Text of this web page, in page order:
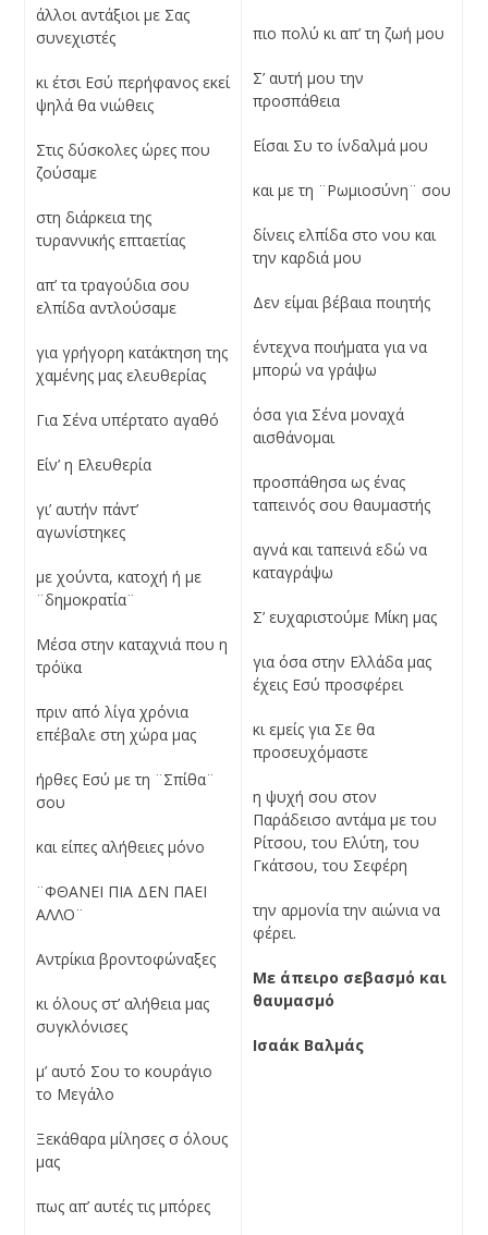
άλλοι αντάξιοι με Σας
συνεχιστές
κι έτσι Εσύ περήφανος εκεί
ψηλά θα νιώθεις
Στις δύσκολες ώρες που
ζούσαμε
στη διάρκεια της
τυραννικής επταετίας
απ’ τα τραγούδια σου
ελπίδα αντλούσαμε
για γρήγορη κατάκτηση της
χαμένης μας ελευθερίας
Για Σένα υπέρτατο αγαθό
Είν’ η Ελευθερία
γι’ αυτήν πάντ’
αγωνίστηκες
με χούντα, κατοχή ή με
¨δημοκρατία¨
Μέσα στην καταχνιά που η
τρόϊκα
πριν από λίγα χρόνια
επέβαλε στη χώρα μας
ήρθες Εσύ με τη ¨Σπίθα¨
σου
και είπες αλήθειες μόνο
¨ΦΘΑΝΕΙ ΠΙΑ ΔΕΝ ΠΑΕΙ
ΑΛΛΟ¨
Αντρίκια βροντοφώναξες
κι όλους στ’ αλήθεια μας
συγκλόνισες
μ’ αυτό Σου το κουράγιο
το Μεγάλο
Ξεκάθαρα μίλησες σ όλους
μας
πως απ’ αυτές τις μπόρες
πιο πολύ κι απ’ τη ζωή μου
Σ’ αυτή μου την
προσπάθεια
Είσαι Συ το ίνδαλμά μου
και με τη ¨Ρωμιοσύνη¨ σου
δίνεις ελπίδα στο νου και
την καρδιά μου
Δεν είμαι βέβαια ποιητής
έντεχνα ποιήματα για να
μπορώ να γράψω
όσα για Σένα μοναχά
αισθάνομαι
προσπάθησα ως ένας
ταπεινός σου θαυμαστής
αγνά και ταπεινά εδώ να
καταγράψω
Σ’ ευχαριστούμε Μίκη μας
για όσα στην Ελλάδα μας
έχεις Εσύ προσφέρει
κι εμείς για Σε θα
προσευχόμαστε
η ψυχή σου στον
Παράδεισο αντάμα με του
Ρίτσου, του Ελύτη, του
Γκάτσου, του Σεφέρη
την αρμονία την αιώνια να
φέρει.
Με άπειρο σεβασμό και
θαυμασμό
Ισαάκ Βαλμάς